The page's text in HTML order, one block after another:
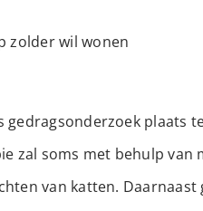
zolder wil wonen
plaats
zal soms met behulp
van katten.